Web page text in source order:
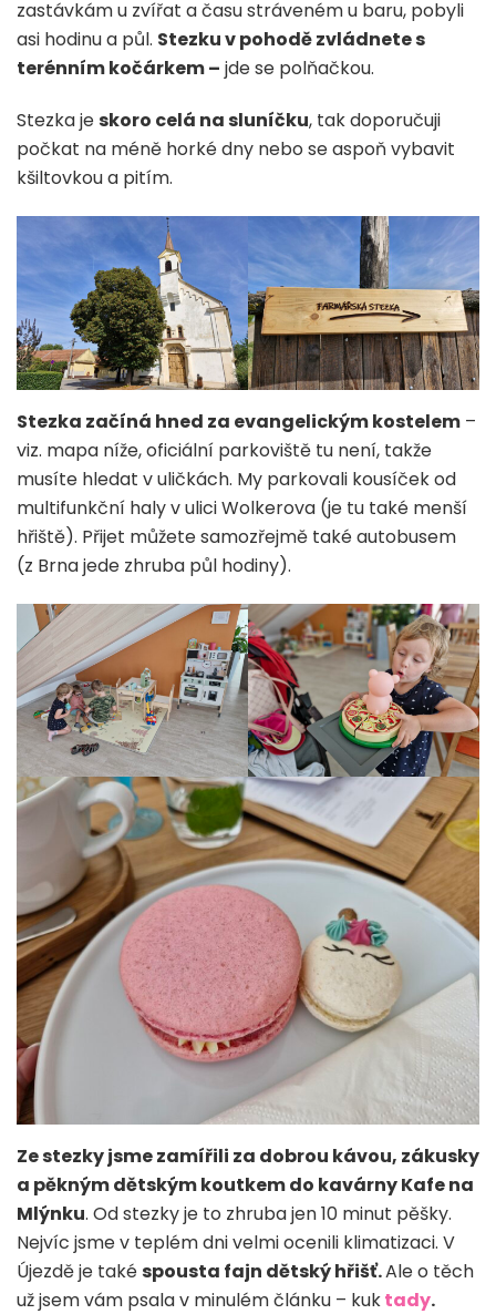
zastávkám u zvířat a času stráveném u baru, pobyli
asi hodinu a půl. Stezku v pohodě zvládnete s
terénním kočárkem – jde se polňačkou.
Stezka jeskoro celá na sluníčku, tak doporučuji
počkat na méně horké dny nebo se aspoň vybavit
kšiltovkou a pitím.
Stezka začíná hned za evangelickým kostelem –
viz. mapa níže, oficiální parkoviště tu není, takže
musíte hledat v uličkách. My parkovali kousíček od
multifunkční haly v ulici Wolkerova (je tu také menší
hřiště). Přijet můžete samozřejmě také autobusem
(z Brna jede zhruba půl hodiny).
Ze stezky jsme zamířili za dobrou kávou, zákusky
a pěkným dětským koutkem do kavárny Kafe na
Mlýnku. Od stezky je to zhruba jen 10 minut pěšky.
Nejvíc jsme v teplém dni velmi ocenili klimatizaci. V
Újezdě je takéspousta fajn dětský hřišť.Ale o těch
už jsem vám psala v minulém článku – kuktady.